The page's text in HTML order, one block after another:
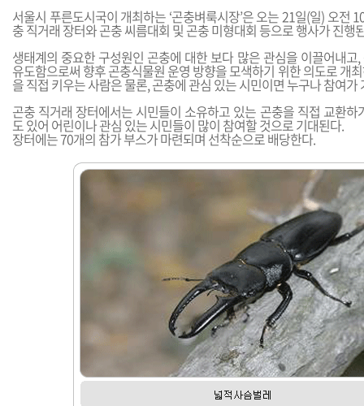
서울시 푸른도시국이 개최하는 ‘곤충벼룩시장’은 오는 21일(일) 오전
충 직거래 장터와 곤충 씨름대회 및 곤충 미형대회 등으로 행사가 진행
생태계의 중요한 구성원인 곤충에 대한 보다 많은 관심을 이끌어내고
유도함으로써 향후 곤충식물원 운영 방향을 모색하기 위한 의도로 개
을 직접 키우는 사람은 물론, 곤충에 관심 있는 시민이면 누구나 참여가
곤충 직거래 장터에서는 시민들이 소유하고 있는 곤충을 직접 교환하
도 있어 어린이나 관심 있는 시민들이 많이 참여할 것으로 기대된다.
장터에는 70개의 참가 부스가 마련되며 선착순으로 배당한다.